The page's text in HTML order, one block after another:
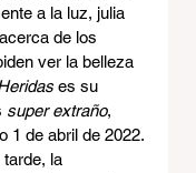
a la luz, julia
de los
ver la belleza
es su
super extraño,
1 de abril de 2022.
la